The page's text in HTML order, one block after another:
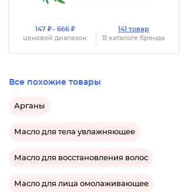
147 ₽ - 666 ₽
ценовой диапазон
141 товар
В каталоге бренда
Все похожие товары
Арганы
Масло для тела увлажняющее
Масло для восстановления волос
Масло для лица омолаживающее